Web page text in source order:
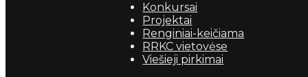
Konkursai
Projektai
Renginiai-keičiama
RRKC vietovėse
Viešieji pirkimai